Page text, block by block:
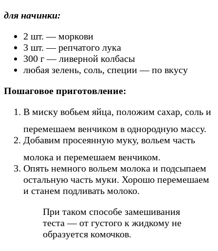
для начинки:
2 шт. — моркови
3 шт. — репчатого лука
300 г — ливерной колбасы
любая зелень, соль, специи — по вкусу
Пошаговое приготовление:
В миску вобьем яйца, положим сахар, соль и
перемешаем венчиком в однородную массу.
Добавим просеянную муку, вольем часть
молока и перемешаем венчиком.
Опять немного вольем молока и подсыпаем
остальную часть муки. Хорошо перемешаем
и станем подливать молоко.
При таком способе замешивания
теста — от густого к жидкому не
образуется комочков.